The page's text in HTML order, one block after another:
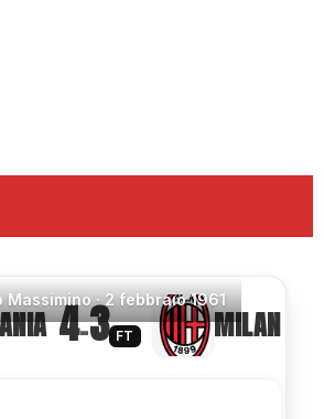
Massimino ·2 febbraio 1961
4–3 FT MILAN